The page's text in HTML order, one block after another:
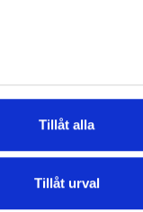
Tillåt alla
Tillåt urval
på att uppdatera
042-293232 eller
info@flaggoronline.se